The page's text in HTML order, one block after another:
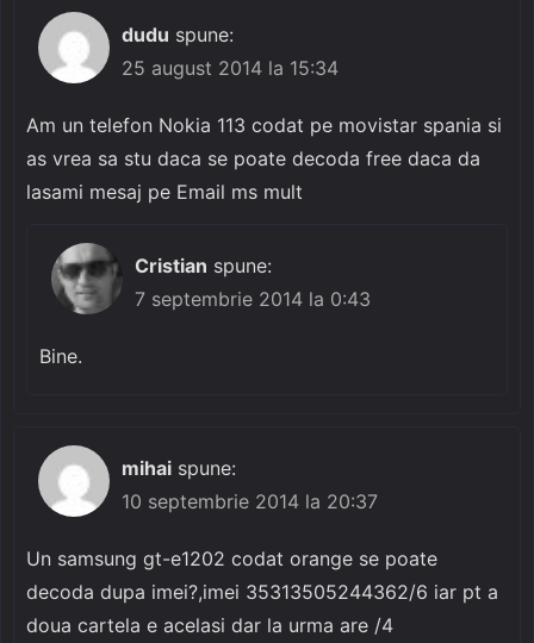
dudu spune:
25 august 2014 la 15:34
Am un telefon Nokia 113 codat pe movistar spania si
as vrea sa stu daca se poate decoda free daca da
lasami mesaj pe Email ms mult
Cristian spune:
7 septembrie 2014 la 0:43
Bine.
mihai spune:
10 septembrie 2014 la 20:37
Un samsung gt-e1202 codat orange se poate
decoda dupa imei?,imei 35313505244362/6 iar pt a
doua cartela e acelasi dar la urma are /4